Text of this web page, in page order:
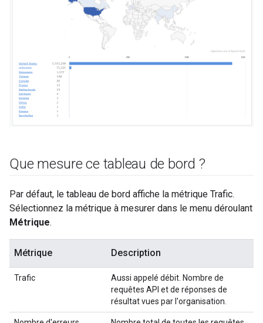
Que mesure ce tableau de bord ?
Par défaut, le tableau de bord affiche la métrique Trafic.
Sélectionnez la métrique à mesurer dans le menu déroulant
Métrique.
Métrique Description
Trafic
Aussi appelé débit. Nombre de
requêtes API et de réponses de
résultat vues par l'organisation.